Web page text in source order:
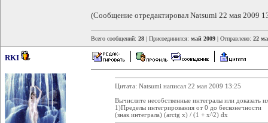
(Сообщение отредактировал Natsumi 22 мая 2009
Всего сообщений: 28 | Присоединился: май 2009 | Отправлено: 22
RKI
Цитата: Natsumi написал 22 мая 2009 13:25
Вычислите несобственные интегралы или доказать
1)Пределы интегрирования от 0 до бесконечности
(знак интеграла) (arctg x) / (1 + x^2) dx